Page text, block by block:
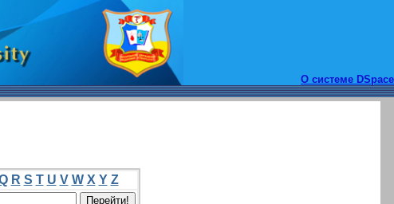
О системе DSpace
R S T U V W X Y Z